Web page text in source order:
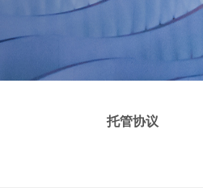
托管协议